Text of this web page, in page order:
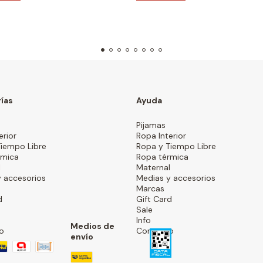
Libre
accesorios
Ayuda
Pijamas
Ropa Interior
Ropa y Tiempo Libre
Ropa térmica
Maternal
Medias y accesorios
Marcas
Gift Card
Sale
Info
Contacto
Medios de
envío